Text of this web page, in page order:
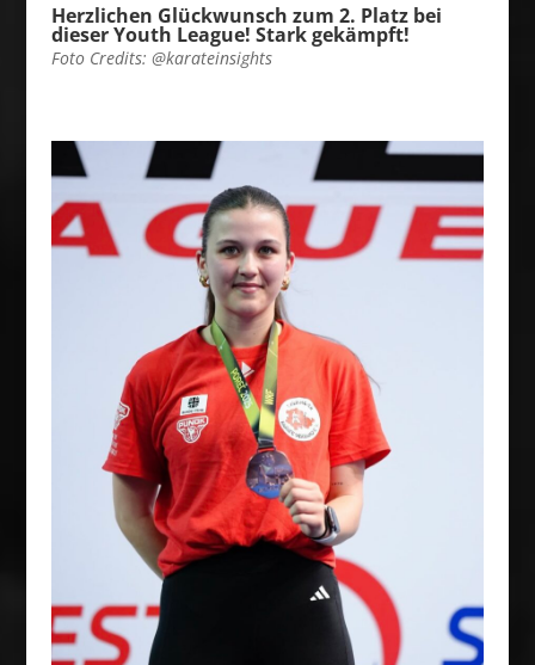
Herzlichen Glückwunsch zum 2. Platz bei
dieser Youth League! Stark gekämpft!
Foto Credits: @karateinsights